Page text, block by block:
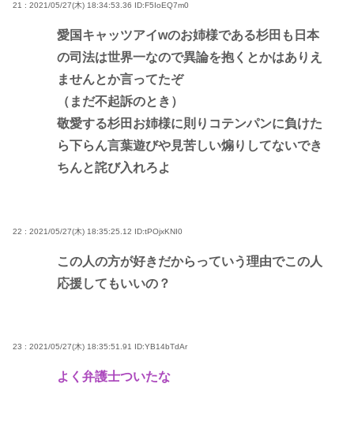
21 : 2021/05/27(木) 18:34:53.36 ID:F5IoEQ7m0
愛国キャッツアイwのお姉様である杉田も日本
の司法は世界一なので異論を抱くとかはありえ
ませんとか言ってたぞ
（まだ不起訴のとき）
敬愛する杉田お姉様に則りコテンパンに負けた
ら下らん言葉遊びや見苦しい煽りしてないでき
ちんと詫び入れろよ
22 : 2021/05/27(木) 18:35:25.12 ID:tPOjxKNI0
この人の方が好きだからっていう理由でこの人
応援してもいいの？
23 : 2021/05/27(木) 18:35:51.91 ID:YB14bTdAr
よく弁護士ついたな